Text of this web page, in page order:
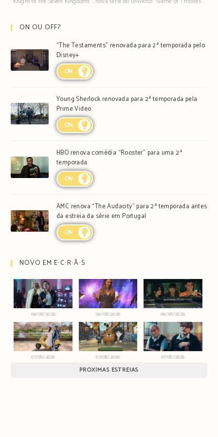
ON OU OFF?
“The Testaments” renovada para 2ª temporada pelo
Disney+
ON
Young Sherlock renovada para 2ª temporada pela
Prime Video
ON
HBO renova comédia “Rooster” para uma 2ª
temporada
ON
AMC renova “The Audacity” para 2ª temporada antes
da estreia da série em Portugal
ON
NOVO EM E∙C∙R∙Ã∙S
06/08/2026 06/08/2026 06/08/2026
07/08/2026 07/08/2026 07/08/2026
PRÓXIMAS ESTREIAS